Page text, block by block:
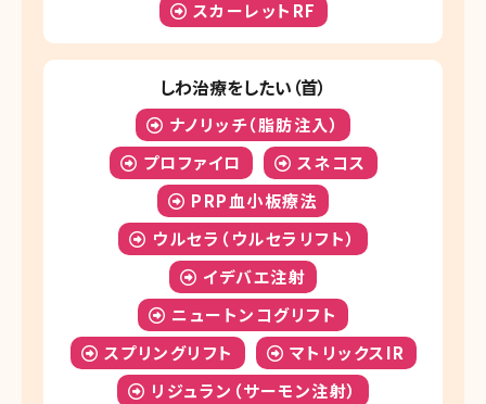
スカーレットRF
しわ治療をしたい（首）
ナノリッチ（脂肪注入）
プロファイロ
スネコス
PRP血小板療法
ウルセラ（ウルセラリフト）
イデバエ注射
ニュートンコグリフト
スプリングリフト
マトリックスIR
リジュラン（サーモン注射）